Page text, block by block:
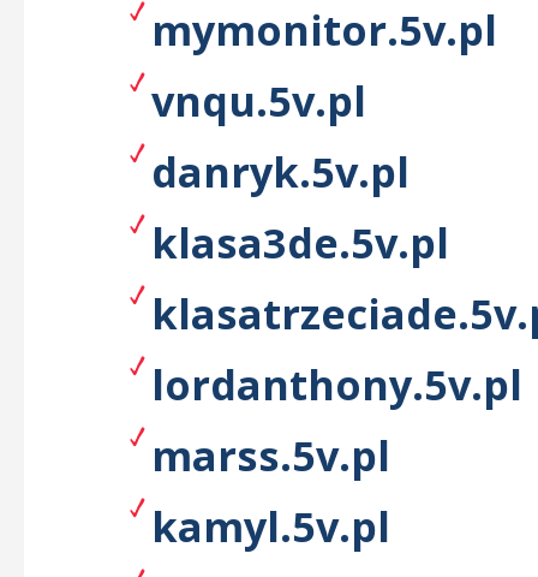
mymonitor.5v.pl
vnqu.5v.pl
danryk.5v.pl
klasa3de.5v.pl
lordanthony.5v.pl
marss.5v.pl
kamyl.5v.pl